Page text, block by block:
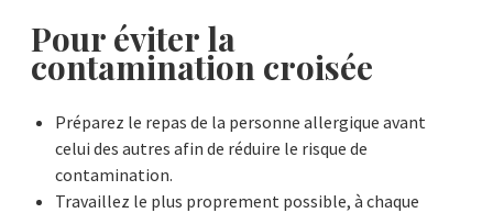
Pour éviter la
contamination croisée
Préparez le repas de la personne allergique avant
celui des autres afin de réduire le risque de
contamination.
Travaillez le plus proprement possible, à chaque